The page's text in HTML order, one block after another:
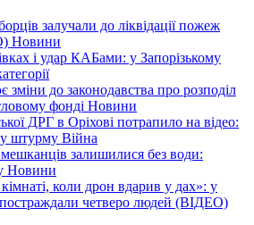
залучали до ліквідації пожеж
Новини
і удар КАБами: у Запорізькому
зміни до законодавства про розподіл
фонді Новини
ДРГ в Оріхові потрапило на відео:
штурму Війна
залишилися без води:
Новини
коли дрон вдарив у дах»: у
постраждали четверо людей (ВІДЕО)